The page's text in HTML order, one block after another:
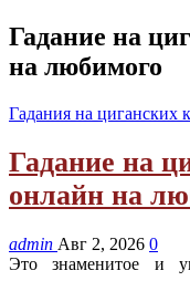
Гадание на
на любимого
Гадания на циганских
Гадание на
онлайн на
admin Авг 2, 2026 0
Это знаменитое и